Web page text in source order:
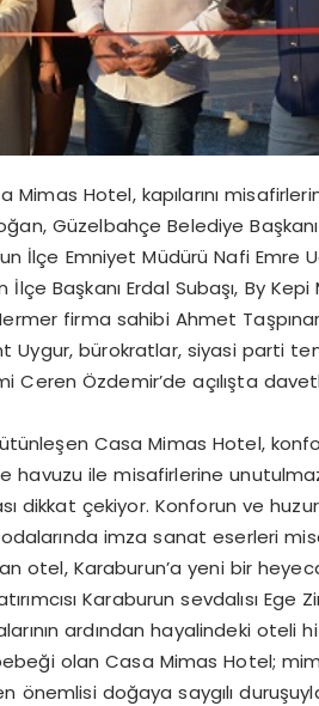
Hotel, kapılarını
Güzelbahçe Belediye
İlçe Emniyet Müdürü Nafi Emre
Başkanı Erdal Subaşı, By
firma sahibi Ahmet
Uygur, bürokratlar, siyasi parti
Ceren Özdemir’de açılışta
Casa Mimas Hotel,
havuzu ile misafirlerine
dikkat çekiyor. Konforun ve
imza sanat eserleri
otel, Karaburun’a yeni bir
Karaburun sevdalısı Ege
ardından hayalindeki oteli
olan Casa Mimas Hotel;
önemlisi doğaya saygılı